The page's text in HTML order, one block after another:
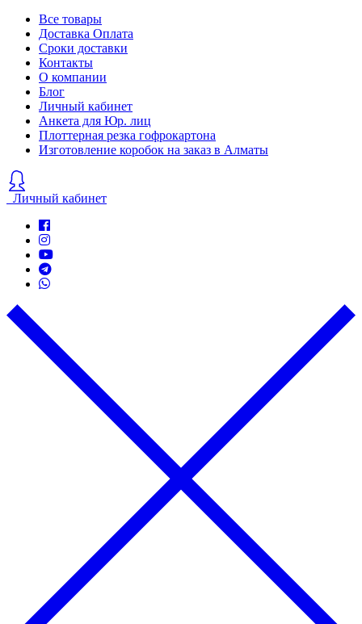
Все товары
Доставка Оплата
Сроки доставки
Контакты
О компании
Блог
Личный кабинет
Анкета для Юр. лиц
Плоттерная резка гофрокартона
Изготовление коробок на заказ в Алматы
Личный кабинет